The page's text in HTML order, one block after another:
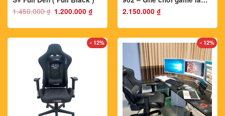
1.450.000₫ Giá
gốc
1.450.000 ₫.
1.200.000 ₫Giá
hiện
là:
việc, tặng kê chân. Bản
thiết kế Full lưới
2.150.000 ₫
- 12% - 12%